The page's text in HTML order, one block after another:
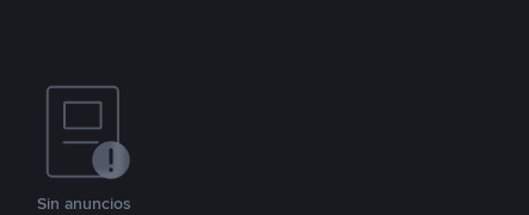
Sin anuncios